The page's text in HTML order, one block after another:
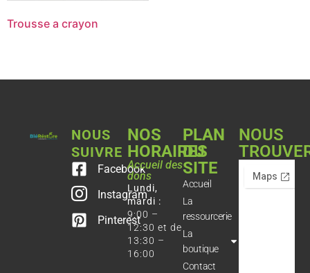
Trousse a crayon
NOUS
SUIVRE
Facebook
Instagram
Pinterest
NOS
HORAIRES
Accueil des
dons
Lundi,
mardi :
9:00 –
12:30 et de
13:30 –
16:00
PLAN
DU
SITE
Accueil
La
ressourcerie
La
boutique
Contact
NOUS